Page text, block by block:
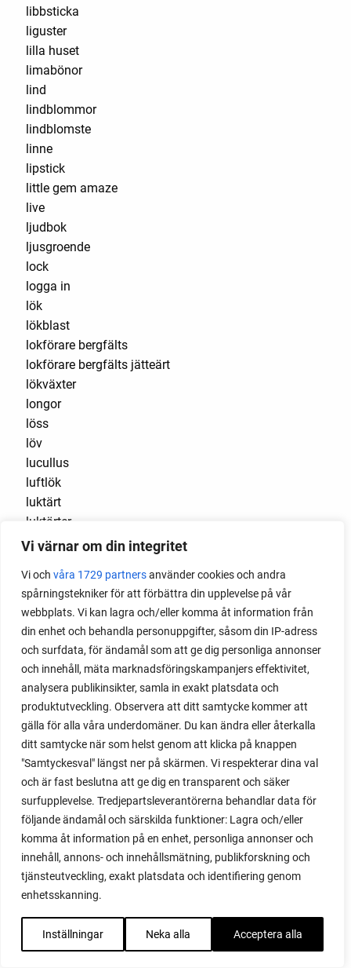
Vi värnar om din integritet
Vi och våra 1729 partnersanvänder cookies och andra
spårningstekniker för att förbättra din upplevelse på vår
webbplats. Vi kan lagra och/eller komma åt information från
din enhet och behandla personuppgifter, såsom din IP-adress
och surfdata, för ändamål som att ge dig personliga annonser
och innehåll, mäta marknadsföringskampanjers effektivitet,
analysera publikinsikter, samla in exakt platsdata och
produktutveckling. Observera att ditt samtycke kommer att
gälla för alla våra underdomäner. Du kan ändra eller återkalla
ditt samtycke när som helst genom att klicka på knappen
"Samtyckesval" längst ner på skärmen. Vi respekterar dina val
och är fast beslutna att ge dig en transparent och säker
surfupplevelse. Tredjepartsleverantörerna behandlar data för
följande ändamål och särskilda funktioner: Lagra och/eller
komma åt information på en enhet, personliga annonser och
innehåll, annons- och innehållsmätning, publikforskning och
tjänsteutveckling, exakt platsdata och identifiering genom
enhetsskanning.
Inställningar Neka alla Acceptera alla
libbsticka
liguster
lilla huset
limabönor
lind
lindblommor
lindblomste
linne
lipstick
little gem amaze
live
ljudbok
ljusgroende
lock
logga in
lök
lökblast
lokförare bergfälts
lokförare bergfälts jätteärt
lökväxter
longor
löss
löv
lucullus
luftlök
luktärt
luktärter
Luleå
majrova
majs
majskolvar
majskorn
måla
malou efter tio
mangold
märgärt
märgärter
markduk
marmelad
mars
marsvin
mask
maskkompost
maskrosor
mässa
mat
matkällare
matlagning